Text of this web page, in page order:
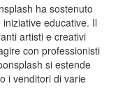
ha sostenuto
educative. Il
artisti e creativi
con professionisti
si estende
i venditori di varie